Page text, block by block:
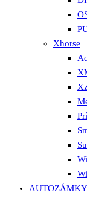
Xhorse
AUTOZÁMKY